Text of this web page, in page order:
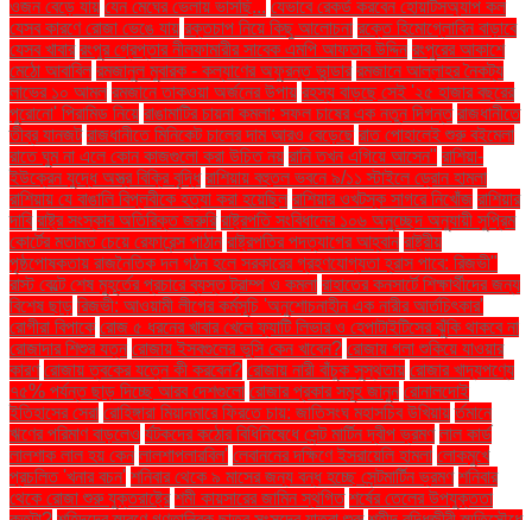
ওজন বেড়ে যায় যেন মেঘের ভেলায় ভাসছি... যেভাবে রেকর্ড করবেন হোয়াটসঅ্যাপ কল
যেসব কারণে রোজা ভেঙে যায় রক্তচাপ নিয়ে কিছু আলোচনা রক্তে হিমোগ্লোবিন বাড়াবে
যেসব খাবার রংপুর গ্রেপ্তার নীলফামারীর সাবেক এমপি আফতাব উদ্দিন রংপুরের আকাশে
মেঠো আবাবিল রমজানুল মুবারক - কল্যাণের অফুরন্ত ভান্ডার রমজানে আল্লাহর নৈকট্য
লাভের ১০ আমল রমজানে তাকওয়া অর্জনের উপায় রহস্য বাড়ছে সেই '২৫ হাজার বছরের
পুরোনো' পিরামিড নিয়ে রাঙামাটির চায়না কমলা: সফল চাষের এক নতুন দিগন্ত রাজধানীতে
তীব্র যানজট রাজধানীতে মিনিকেট চালের দাম আরও বেড়েছে রাত পোহালেই শুরু বইমেলা
রাতে ঘুম না এলে কোন কাজগুলো করা উচিত নয় রানি তখন এগিয়ে আসেন" রাশিয়া-
ইউক্রেন যুদ্ধে অস্ত্র বিক্রি বৃদ্ধি রাশিয়ায় বহুতল ভবনে ৯/১১ স্টাইলে ড্রোন হামলা
রাশিয়ায় যে বাঙালি বিপ্লবীকে হত্যা করা হয়েছিল রাশিয়ার ওখটস্ক সাগরে নিখোঁজ রাশিয়ার
দাবি রাষ্ট্র সংস্কার অতিরিক্ত জরুরি রাষ্ট্রপতি সংবিধানের ১০৬ অনুচ্ছেদ অনুযায়ী সুপ্রিম
কোর্টের মতামত চেয়ে রেফারেন্স পাঠান রাষ্ট্রপতির পদত্যাগের আহ্বান রাষ্ট্রীয়
পৃষ্ঠপোষকতায় রাজনৈতিক দল গঠন হলে সরকারের গ্রহণযোগ্যতা হ্রাস পাবে: রিজভী"
রাস্ট বেল্টে শেষ মুহূর্তের প্রচারে ব্যস্ত ট্রাম্প ও কমলা রাহাতের কনসার্টে শিক্ষার্থীদের জন্য
বিশেষ ছাড় রিজভী: আওয়ামী লীগের কর্মসূচি 'অনুশোচনাহীন এক নারীর আর্তচিৎকার'
রোগীরা বিপাকে রোজ ৫ ধরনের খাবার খেলে ফ্যাটি লিভার ও হেপাটাইটিসের ঝুঁকি থাকবে না
রোজাদার শিশুর যত্ন রোজায় ইসবগুলের ভুসি কেন খাবেন? রোজায় গলা শুকিয়ে যাওয়ার
কারণ রোজায় ত্বকের যত্নে কী করবেন? রোজায় নারী বাঁচুক সুস্থতায় রোজার খাদ্যপণ্যে
৭৫% পর্যন্ত ছাড় দিচ্ছে আরব দেশগুলো রোজার প্রকার সমূহ জানুন রোনালদোই
ইতিহাসের সেরা রোহিঙ্গারা মিয়ানমারে ফিরতে চায়: জাতিসংঘ মহাসচিব উখিয়ায় র্তমানে
ঋণের পরিমাণ বাড়লেও র্যটকদের কঠোর বিধিনিষেধে সেন্ট মার্টিন দ্বীপ ভ্রমণ লাল কার্ড
লালশাক লাল হয় কেন লালশাপলারবিল' লেবাননের দক্ষিণে ইসরায়েলি হামলা লোকমুখে
প্রচলিত 'খনার বচন' শনিবার থেকে ৯ মাসের জন্য বন্ধ হচ্ছে সেন্টমার্টিন ভ্রমণ শনিবার
থেকে রোজা শুরু যুক্তরাষ্ট্রে শমী কায়সারের জামিন স্থগিত শর্ষের তেলের উপযুক্ততা